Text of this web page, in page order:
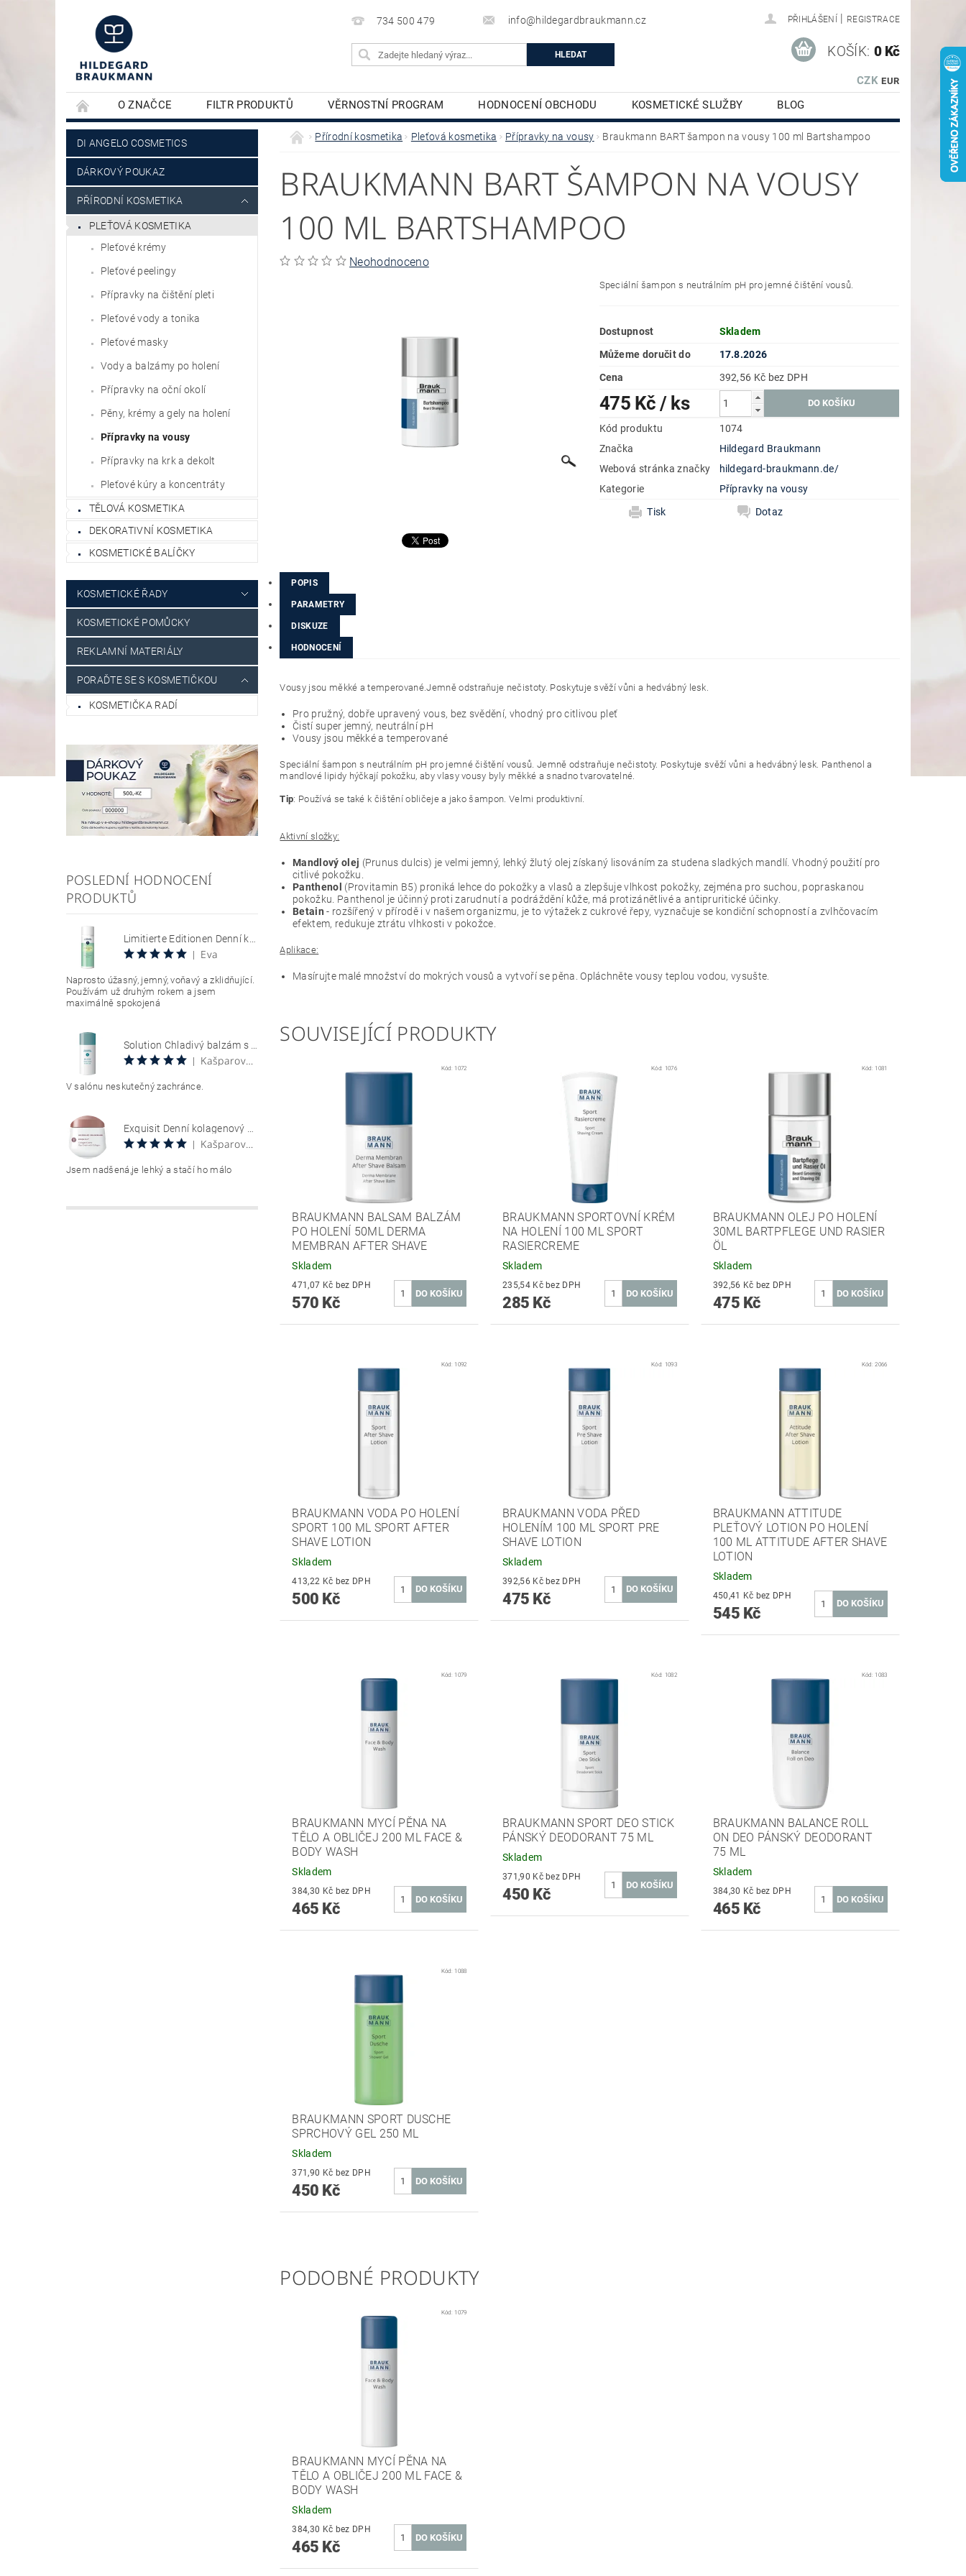
734 500 479 info@hildegardbraukmann.cz PŘIHLÁŠENÍ | REGISTRACE
CZK EUR
KOŠÍK: 0 Kč
O ZNAČCE FILTR PRODUKTŮ VĚRNOSTNÍ PROGRAM HODNOCENÍ OBCHODU KOSMETICKÉ SLUŽBY
BLOG
KONTAKTY
PLEŤOVÁ KOSMETIKA TĚLOVÁ KOSMETIKA DEKORATIVNÍ KOSMETIKA
DI ANGELO COSMETICS
DÁRKOVÝ POUKAZ
PŘÍRODNÍ KOSMETIKA
PLEŤOVÁ KOSMETIKA
Pleťové krémy
Pleťové peelingy
Přípravky na čištění pleti
Pleťové vody a tonika
Pleťové masky
Vody a balzámy po holení
Přípravky na oční okolí
Pěny, krémy a gely na holení
Přípravky na vousy
Přípravky na krk a dekolt
Pleťové kúry a koncentráty
TĚLOVÁ KOSMETIKA
DEKORATIVNÍ KOSMETIKA
KOSMETICKÉ BALÍČKY
KOSMETICKÉ ŘADY
KOSMETICKÉ POMŮCKY
REKLAMNÍ MATERIÁLY
PORAĎTE SE S KOSMETIČKOU
KOSMETIČKA RADÍ
POSLEDNÍ HODNOCENÍ
PRODUKTŮ
Limitierte Editionen Denní krém s SPF 30, chránící citlivou pokožku se sklonem k zarudnutí a kuperóze 50 ml Hyaluron Sun Relax Tages Creme SPF 30
|
Eva
Naprosto úžasný, jemný, voňavý a zklidňující.
Používám už druhým rokem a jsem
maximálně spokojená
Solution Chladivý balzám s aloe vera 100 ml Aloe Vera Cool Gel
|
Kašparová Vendula
V salónu neskutečný zachránce.
Exquisit Denní kolagenový krém 50 ml Collagen Creme Tag
|
Kašparová Vendula
Jsem nadšená,je lehký a stačí ho málo
Přírodní kosmetika Pleťová kosmetika Přípravky na vousy Braukmann BART šampon na vousy 100 ml Bartshampoo
BRAUKMANN BART ŠAMPON NA VOUSY
100 ML BARTSHAMPOO
Neohodnoceno
Speciální šampon s neutrálním pH pro jemné čištění vousů.
Dostupnost
Skladem
Můžeme doručit do
17.8.2026
Cena
392,56 Kč bez DPH
475 Kč/ ks
Kód produktu
1074
Značka
Hildegard Braukmann
Webová stránka značky
hildegard-braukmann.de/
Kategorie
Přípravky na vousy
Tisk
Dotaz
POPIS
PARAMETRY
DISKUZE
HODNOCENÍ
Vousy jsou měkké a temperované.Jemně odstraňuje nečistoty. Poskytuje svěží vůni a hedvábný lesk.
Pro pružný, dobře upravený vous, bez svědění, vhodný pro citlivou pleť
Čistí super jemný, neutrální pH
Vousy jsou měkké a temperované
Speciální šampon s neutrálním pH pro jemné čištění vousů. Jemně odstraňuje nečistoty. Poskytuje svěží vůni a hedvábný lesk. Panthenol a
mandlové lipidy hýčkají pokožku, aby vlasy vousy byly měkké a snadno tvarovatelné.
Tip: Používá se také k čištění obličeje a jako šampon. Velmi produktivní.
Aktivní složky:
Mandlový olej (Prunus dulcis) je velmi jemný, lehký žlutý olej získaný lisováním za studena sladkých mandlí. Vhodný použití pro
citlivé pokožku.
Panthenol (Provitamin B5) proniká lehce do pokožky a vlasů a zlepšuje vlhkost pokožky, zejména pro suchou, popraskanou
pokožku. Panthenol je účinný proti zarudnutí a podráždění kůže, má protizánětlivé a antipruritické účinky.
Betain - rozšířený v přírodě i v našem organizmu, je to výtažek z cukrové řepy, vyznačuje se kondiční schopností a zvlhčovacím
efektem, redukuje ztrátu vlhkosti v pokožce.
Aplikace:
Masírujte malé množství do mokrých vousů a vytvoří se pěna. Opláchněte vousy teplou vodou, vysušte.
SOUVISEJÍCÍ PRODUKTY
Kód: 1072
BRAUKMANN BALSAM BALZÁM
PO HOLENÍ 50ML DERMA
MEMBRAN AFTER SHAVE
Skladem
471,07 Kč bez DPH
570 Kč
Kód: 1076
BRAUKMANN SPORTOVNÍ KRÉM
NA HOLENÍ 100 ML SPORT
RASIERCREME
Skladem
235,54 Kč bez DPH
285 Kč
Kód: 1081
BRAUKMANN OLEJ PO HOLENÍ
30ML BARTPFLEGE UND RASIER
ÖL
Skladem
392,56 Kč bez DPH
475 Kč
Kód: 1092
BRAUKMANN VODA PO HOLENÍ
SPORT 100 ML SPORT AFTER
SHAVE LOTION
Skladem
413,22 Kč bez DPH
500 Kč
Kód: 1093
BRAUKMANN VODA PŘED
HOLENÍM 100 ML SPORT PRE
SHAVE LOTION
Skladem
392,56 Kč bez DPH
475 Kč
Kód:2066
BRAUKMANN ATTITUDE
PLEŤOVÝ LOTION PO HOLENÍ
100 ML ATTITUDE AFTER SHAVE
LOTION
Skladem
450,41 Kč bez DPH
545 Kč
Kód: 1079
BRAUKMANN MYCÍ PĚNA NA
TĚLO A OBLIČEJ 200 ML FACE &
BODY WASH
Skladem
384,30 Kč bez DPH
465 Kč
Kód: 1082
BRAUKMANN SPORT DEO STICK
PÁNSKÝ DEODORANT 75 ML
Skladem
371,90 Kč bez DPH
450 Kč
Kód: 1083
BRAUKMANN BALANCE ROLL
ON DEO PÁNSKÝ DEODORANT
75 ML
Skladem
384,30 Kč bez DPH
465 Kč
Kód: 1088
BRAUKMANN SPORT DUSCHE
SPRCHOVÝ GEL 250 ML
Skladem
371,90 Kč bez DPH
450 Kč
PODOBNÉ PRODUKTY
Kód: 1079
BRAUKMANN MYCÍ PĚNA NA
TĚLO A OBLIČEJ 200 ML FACE &
BODY WASH
Skladem
384,30 Kč bez DPH
465 Kč